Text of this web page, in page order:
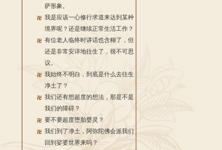
萨形象。
我是应该一心修行求道来达到某种
境界呢？还是继续正常生活工作？
有位老人临终时讲话也含糊了，但
还是非常安详地往生了，很不可思
议。
我始终不明白，到底是什么去往生
净土了？
我们还有想超度的想法，那是不是
我们的障碍？
要不要超度堕胎婴灵？
我们到了净土，阿弥陀佛会派我们
回到娑婆世界来吗？